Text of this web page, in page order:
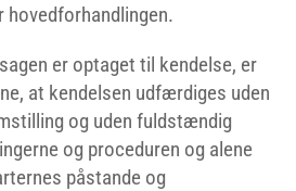
hovedforhandlingen.
er optaget til kendelse, er
at kendelsen udfærdiges uden
og uden fuldstændig
og proceduren og alene
påstande og